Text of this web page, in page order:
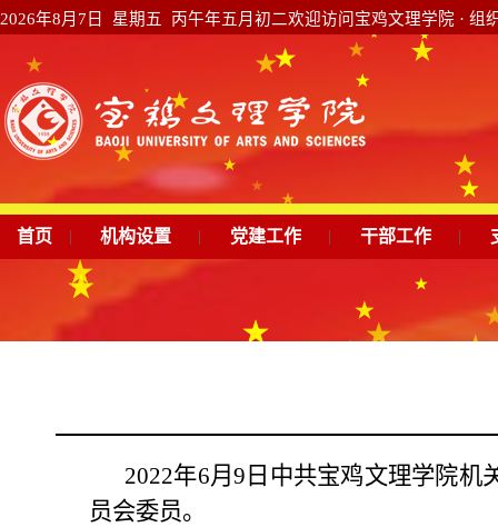
2026年8月7日 星期五 丙午年五月初二欢迎访问宝鸡文理学院 · 组
首页 | 机构设置 | 党建工作 | 干部工作 |
2022年6月9 日 中共宝鸡文理学院机
员会委员。